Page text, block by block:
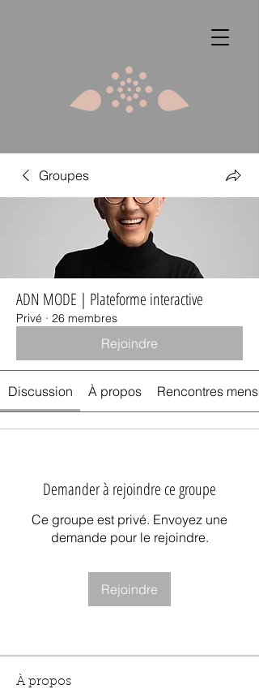
Groupes
ADN MODE | Plateforme interactive
Privé · 26 membres
Rejoindre
Discussion À propos Rencontres
Demander à rejoindre ce groupe
Ce groupe est privé. Envoyez une
demande pour le rejoindre.
Rejoindre
À propos